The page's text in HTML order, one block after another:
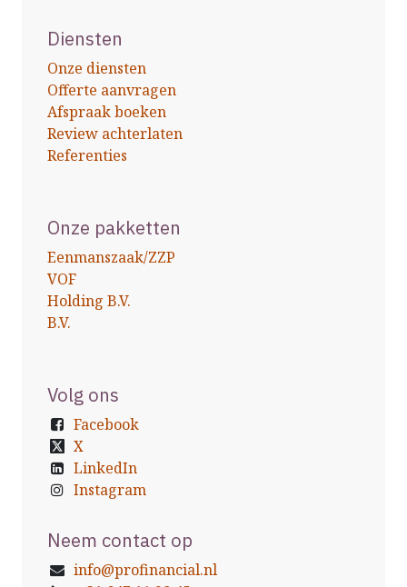
Diensten
Onze diensten
Offerte aanvragen
Afspraak boeken
Review achterlaten
Referenties
Onze pakketten
Eenmanszaak/ZZP
VOF
Holding B.V.
B.V.
Volg ons
Facebook
X
LinkedIn
Instagram
Neem contact op
info@profinancial.nl